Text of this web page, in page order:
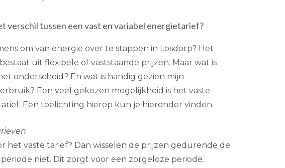
verschil tussen een vast en variabel energietarief?
om van energie over te stappen in Losdorp? Het
uit flexibele of vaststaande prijzen. Maar wat is
onderscheid? En wat is handig gezien mijn
Een veel gekozen mogelijkheid is het vaste
Een toelichting hierop kun je hieronder vinden.
het vaste tarief? Dan wisselen de prijzen gedurende de
niet. Dit zorgt voor een zorgeloze periode.